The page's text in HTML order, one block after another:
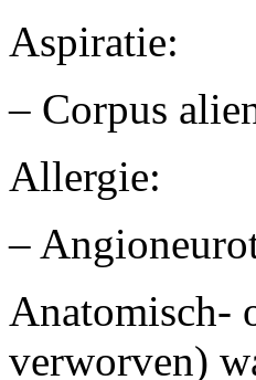
– Corpus
Allergie:
–
Anatomisch-
verworven)